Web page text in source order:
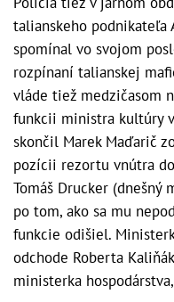
talianskeho podnikateľa
spomínal vo svojom
rozpínaní talianskej
vláde tiež medzičasom
funkcii ministra kultúry
skončil Marek Maďarič
pozícii rezortu vnútra
Tomáš Drucker (dnešný
po tom, ako sa mu
funkcie odišiel.
odchode Roberta
ministerka